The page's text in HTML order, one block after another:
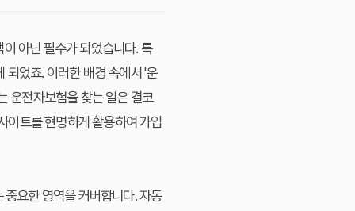
아닌 필수가 되었습니다. 특
되었죠. 이러한 배경 속에서 '운
운전자보험을 찾는 일은 결코
이트를 현명하게 활용하여 가입
요한 영역을 커버합니다. 자동